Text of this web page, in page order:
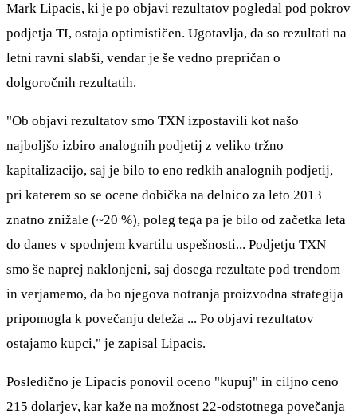
Mark Lipacis, ki je po objavi rezultatov pogledal pod pokrov
podjetja TI, ostaja optimističen. Ugotavlja, da so rezultati na
letni ravni slabši, vendar je še vedno prepričan o
dolgoročnih rezultatih.
"Ob objavi rezultatov smo TXN izpostavili kot našo
najboljšo izbiro analognih podjetij z veliko tržno
kapitalizacijo, saj je bilo to eno redkih analognih podjetij,
pri katerem so se ocene dobička na delnico za leto 2013
znatno znižale (~20 %), poleg tega pa je bilo od začetka leta
do danes v spodnjem kvartilu uspešnosti... Podjetju TXN
smo še naprej naklonjeni, saj dosega rezultate pod trendom
in verjamemo, da bo njegova notranja proizvodna strategija
pripomogla k povečanju deleža ... Po objavi rezultatov
ostajamo kupci," je zapisal Lipacis.
Posledično je Lipacis ponovil oceno "kupuj" in ciljno ceno
215 dolarjev, kar kaže na možnost 22-odstotnega povečanja